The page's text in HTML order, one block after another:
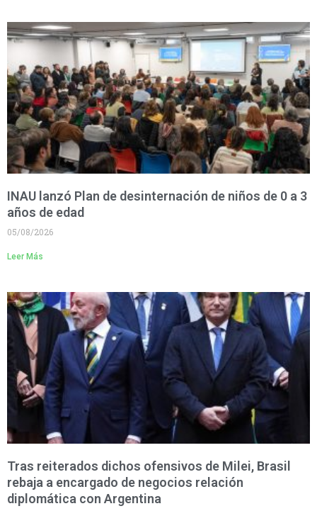
INAU lanzó Plan de desinternación de niños de 0 a 3
años de edad
05/08/2026
Leer Más
Tras reiterados dichos ofensivos de Milei, Brasil
rebaja a encargado de negocios relación
diplomática con Argentina